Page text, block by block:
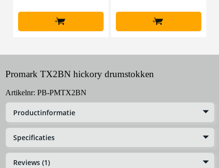
+ +
Promark TX2BN hickory drumstokken
Artikelnr: PB-PMTX2BN
Productinformatie
Specificaties
Reviews (1)